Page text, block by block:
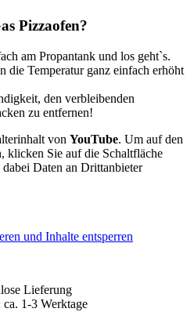
Pizzaofen?
am Propantank und los geht`s.
die Temperatur ganz einfach erhöht
den verbleibenden
zu entfernen!
von YouTube. Um auf den
klicken Sie auf die Schaltfläche
Daten an Drittanbieter
und Inhalte entsperren
Lieferung
1-3 Werktage